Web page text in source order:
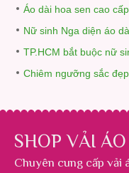
Áo dài hoa sen cao
Nữ sinh Nga diện áo
TP.HCM bắt buộc nữ
Chiêm ngưỡng sắc
SHOP VẢI
Chuyên cung cấp vải